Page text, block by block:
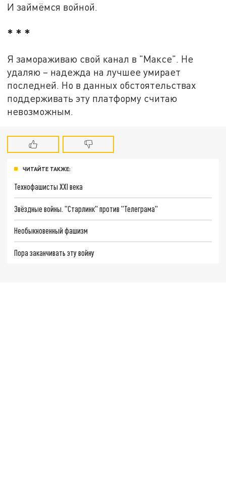
И займёмся войной.
* * *
Я замораживаю свой канал в "Максе". Не
удаляю – надежда на лучшее умирает
последней. Но в данных обстоятельствах
поддерживать эту платформу считаю
невозможным.
ЧИТАЙТЕ ТАКЖЕ:
Технофашисты XXI века
Звёздные войны. "Старлинк" против "Телеграма"
Необыкновенный фашизм
Пора заканчивать эту войну